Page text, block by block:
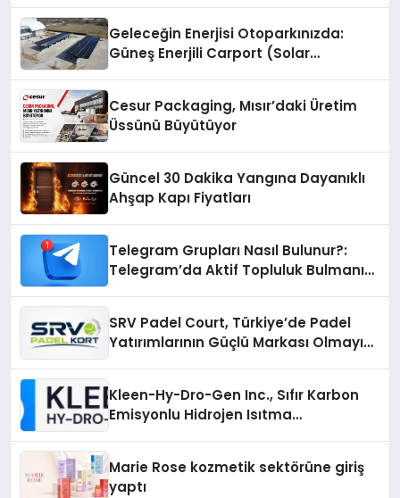
Geleceğin Enerjisi Otoparkınızda:
Güneş Enerjili Carport (Solar
Cesur Packaging, Mısır’daki Üretim
Üssünü Büyütüyor
Güncel 30 Dakika Yangına Dayanıklı
Ahşap Kapı Fiyatları
Telegram Grupları Nasıl Bulunur?:
Telegram’da Aktif Topluluk Bulmanın
SRV Padel Court, Türkiye’de Padel
Yatırımlarının Güçlü Markası Olmayı
Kleen-Hy-Dro-Gen Inc., Sıfır Karbon
Emisyonlu Hidrojen Isıtma
Marie Rose kozmetik sektörüne giriş
yaptı